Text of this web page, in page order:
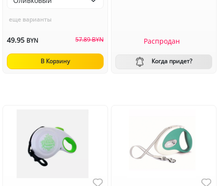
еще варианты
49.95 BYN 57.89 BYN
В Корзину
Распродан
Когда придет?